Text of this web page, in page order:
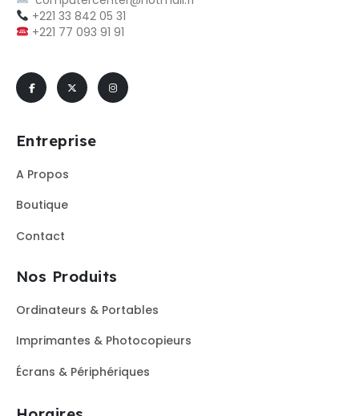
+221 33 842 05 31
+221 77 093 91 91
Entreprise
A Propos
Boutique
Contact
Nos Produits
Ordinateurs & Portables
Imprimantes & Photocopieurs
Écrans & Périphériques